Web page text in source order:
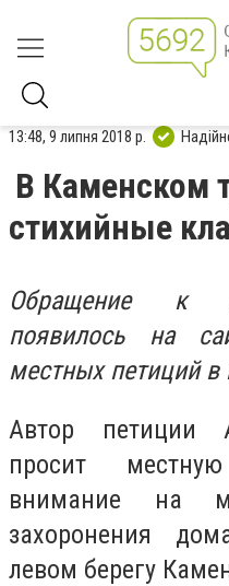
13:48, 9 липня 2018 р.
В Каменском
стихийные
Обращение к
появилось на
местных петиций
Автор петиции
просит
внимание на
захоронения
левом берегу